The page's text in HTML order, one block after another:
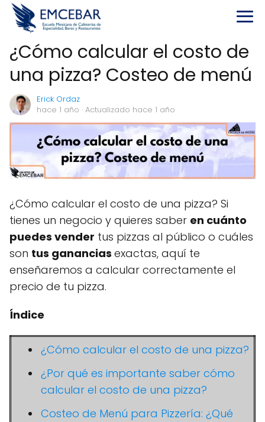
¿Cómo calcular el costo de
una pizza? Costeo de menú
Erick Ordaz
hace 1 año · Actualizado hace 1 año
¿Cómo calcular el costo de una pizza? Si
tienes un negocio y quieres saber en cuánto
puedes vender tus pizzas al público o cuáles
son tus ganancias exactas, aquí te
enseñaremos a calcular correctamente el
precio de tu pizza.
Índice
¿Cómo calcular el costo de una pizza?
¿Por qué es importante saber cómo
calcular el costo de una pizza?
Costeo de Menú para Pizzería: ¿Qué